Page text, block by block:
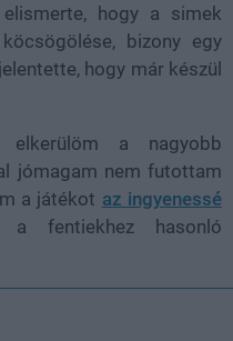
hogy a simek
bizony egy
hogy már készül
elkerülöm a nagyobb
jómagam nem futottam
a játékot az ingyenessé
fentiekhez hasonló